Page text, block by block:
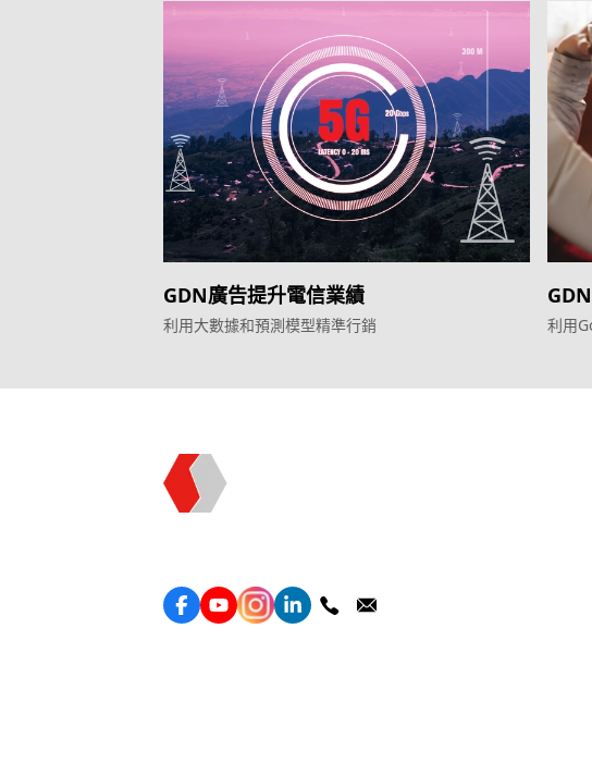
GDN廣告提升電信業績
利用大數據和預測模型精準行銷 利用